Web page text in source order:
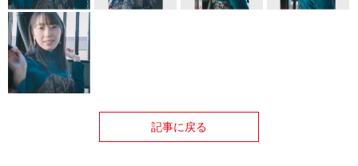
記事に戻る